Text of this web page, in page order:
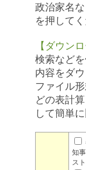
政治家名
を押してく
【ダウンロ
検索など
内容をダ
ファイル
どの表計
して簡単
知
スト